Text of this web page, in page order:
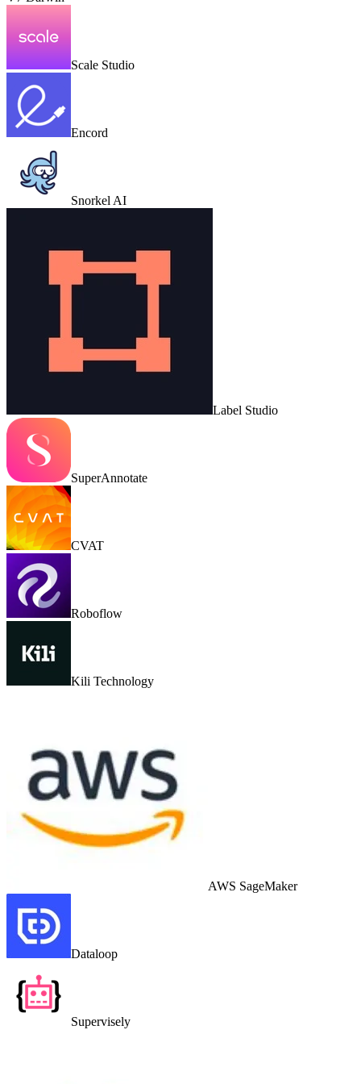
Scale Studio
Encord
Snorkel AI
Label Studio
SuperAnnotate
CVAT
Roboflow
Kili Technology
AWS SageMaker
Dataloop
Supervisely